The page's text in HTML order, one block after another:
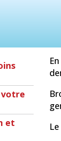
votre
et